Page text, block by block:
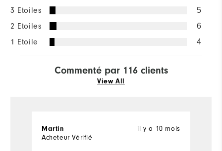
3 Etoiles 5
2 Etoiles 6
1 Etoile 4
Commenté par 116 clients
View All
il y a 10 mois
Martin
Acheteur Vérifié